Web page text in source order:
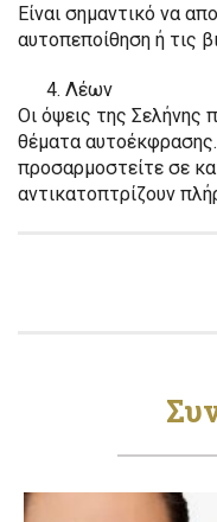
Είναι σημαντικό να
αυτοπεποίθηση ή τις
Λέων
Οι όψεις της Σελήνης
θέματα
προσαρμοστείτε σε
αντικατοπτρίζουν